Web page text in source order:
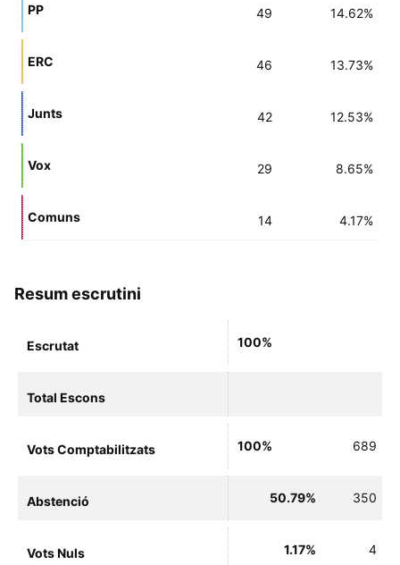
PP 49 14.62%
ERC 46 13.73%
Junts 42 12.53%
Vox 29 8.65%
Comuns 14 4.17%
Resum escrutini
Escrutat 100%
Total Escons
Vots Comptabilitzats 100% 689
Abstenció 50.79% 350
Vots Nuls 1.17% 4